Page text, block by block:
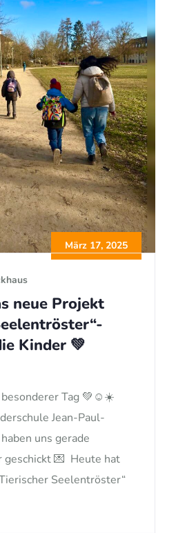
März 17, 2025
neue Projekt
Kinder 💚
besonderer Tag 💚☺️☀️
Jean-Paul-
uns gerade
geschickt 💌 Heute hat
Seelentröster“